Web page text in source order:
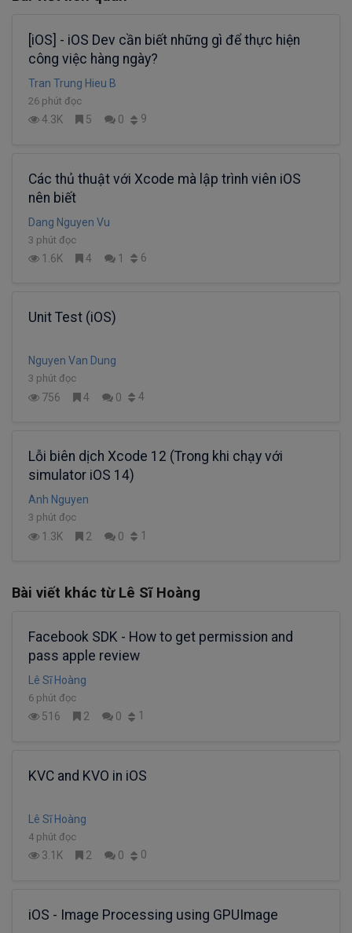
[iOS] - iOS Dev cần biết những gì để thực hiện
công việc hàng ngày?
Tran Trung Hieu B
26 phút đọc
4.3K 5 0 9
Các thủ thuật với Xcode mà lập trình viên iOS
nên biết
Dang Nguyen Vu
3 phút đọc
1.6K 4 1 6
Unit Test (iOS)
Nguyen Van Dung
3 phút đọc
756 4 0 4
Lỗi biên dịch Xcode 12 (Trong khi chạy với
simulator iOS 14)
Anh Nguyen
3 phút đọc
1.3K 2 0 1
Bài viết khác từ Lê Sĩ Hoàng
Facebook SDK - How to get permission and
pass apple review
Lê Sĩ Hoàng
6 phút đọc
516 2 0 1
KVC and KVO in iOS
Lê Sĩ Hoàng
4 phút đọc
3.1K 2 0 0
iOS - Image Processing using GPUImage